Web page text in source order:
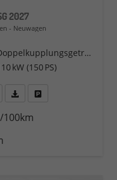
2027
Neuwagen
Doppelkupplungsgetriebe (DSG)
kW (150 PS)
Rückruf PDF-Datei, Fahrzeugexposé
100km